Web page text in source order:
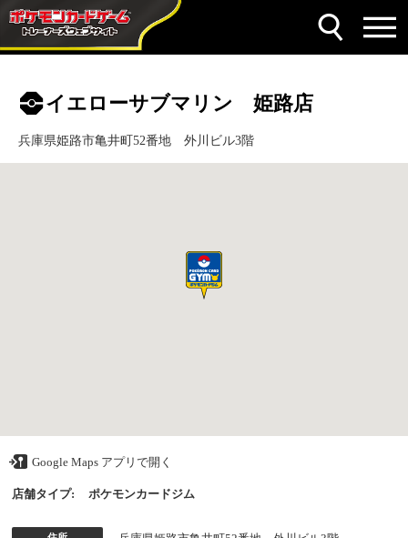
イエローサブマリン 姫路店
兵庫県姫路市亀井町52番地 外川ビル3階
Google Maps アプリで開く
店舗タイプ: ポケモンカードジム